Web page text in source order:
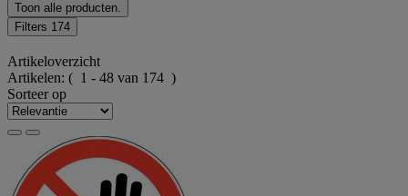
Toon alle producten.
Filters 174
Artikeloverzicht
Artikelen: ( 1 - 48 van 174 )
Sorteer op